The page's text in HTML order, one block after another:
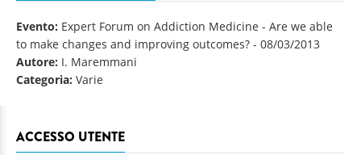
Evento: Expert Forum on Addiction Medicine - Are we able
to make changes and improving outcomes? - 08/03/2013
Autore: I. Maremmani
Categoria: Varie
ACCESSO UTENTE